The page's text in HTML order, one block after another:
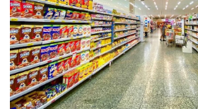
Поэтому владелец дискаунтера
позиции в сфере розничной
Виды